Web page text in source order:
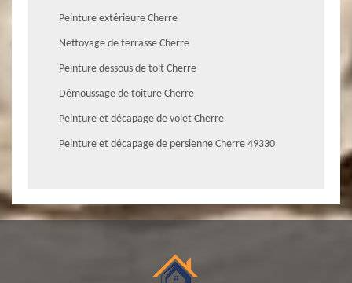
Peinture extérieure Cherre
Nettoyage de terrasse Cherre
Peinture dessous de toit Cherre
Démoussage de toiture Cherre
Peinture et décapage de volet Cherre
Peinture et décapage de persienne Cherre 49330